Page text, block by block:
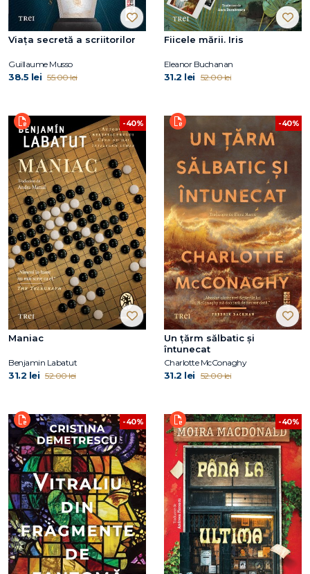
Viața secretă a scriitorilor
Guillaume Musso
38.5 lei 55.00 lei
Fiicele mării. Iris
Eleanor Buchanan
31.2 lei 52.00 lei
-40%
Maniac
Benjamin Labatut
31.2 lei 52.00 lei
-40%
Un țărm sălbatic și
întunecat
Charlotte McConaghy
31.2 lei 52.00 lei
-40% -40%